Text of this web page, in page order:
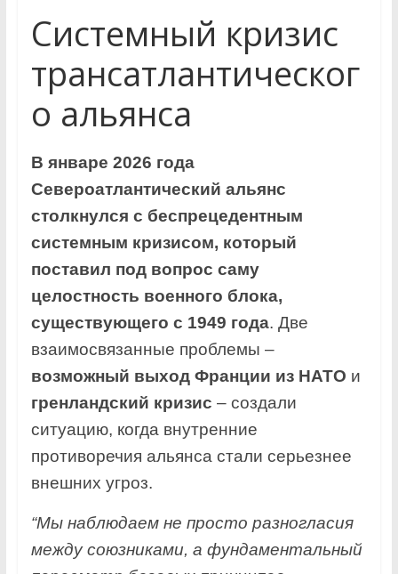
Системный кризис
трансатлантическог
о альянса
В январе 2026 года
Североатлантический альянс
столкнулся с беспрецедентным
системным кризисом, который
поставил под вопрос саму
целостность военного блока,
существующего с 1949 года. Две
взаимосвязанные проблемы –
возможный выход Франции из НАТО и
гренландский кризис – создали
ситуацию, когда внутренние
противоречия альянса стали серьезнее
внешних угроз.
“Мы наблюдаем не просто разногласия
между союзниками, а фундаментальный